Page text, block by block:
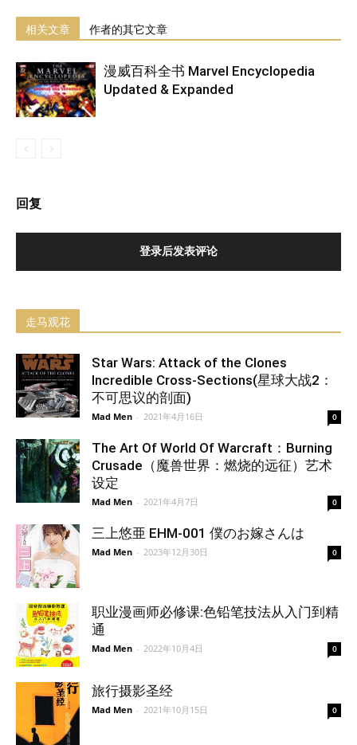
相关文章 作者的其它文章
漫威百科全书 Marvel Encyclopedia
Updated & Expanded
回复
登录后发表评论
走马观花
Star Wars: Attack of the Clones
Incredible Cross-Sections(星球大战2：
不可思议的剖面)
Mad Men - 2021年4月16日 0
The Art Of World Of Warcraft：Burning
Crusade（魔兽世界：燃烧的远征）艺术
设定
Mad Men - 2021年4月7日 0
三上悠亜 EHM-001 僕のお嫁さんは
Mad Men - 2023年12月30日 0
职业漫画师必修课:色铅笔技法从入门到精
通
Mad Men - 2022年10月4日 0
旅行摄影圣经
Mad Men - 2021年10月15日 0